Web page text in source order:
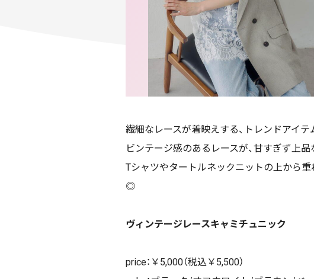
繊細なレースが着映えする、トレンドアイ
ビンテージ感のあるレースが、甘すぎず上品
Tシャツやタートルネックニットの上から
◎
ヴィンテージレースキャミチュニック
price：￥5,000（税込￥5,500）